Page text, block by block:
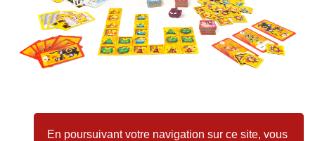
En poursuivant votre navigation sur ce site, vous